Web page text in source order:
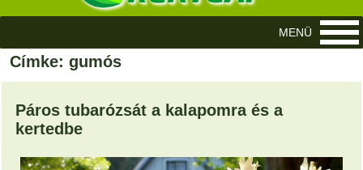
Címke: gumós
Páros tubarózsát a kalapomra és a
kertedbe